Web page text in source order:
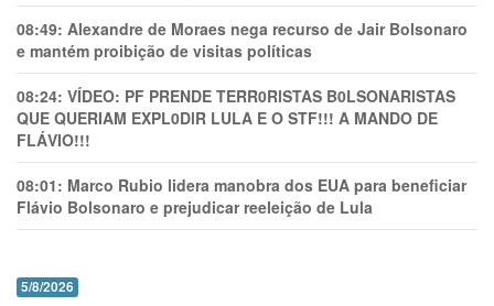
08:49: Alexandre de Moraes nega recurso de Jair Bolsonaro
e mantém proibição de visitas políticas
08:24: VÍDEO: PF PRENDE TERR0RlSTAS B0LSONARlSTAS
QUE QUERIAM EXPL0DlR LULA E O STF!!! A MANDO DE
FLÁVIO!!!
08:01: Marco Rubio lidera manobra dos EUA para beneficiar
Flávio Bolsonaro e prejudicar reeleição de Lula
5/8/2026